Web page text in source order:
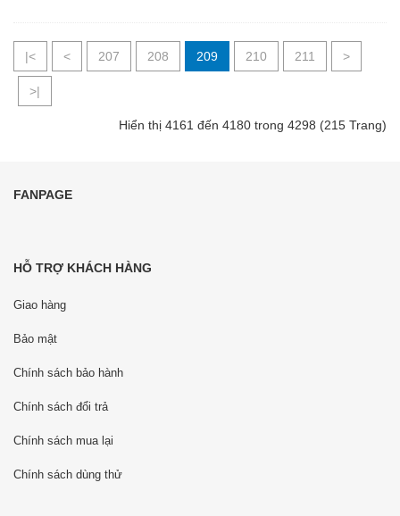
|< < 207 208 209 210 211 >
>|
Hiển thị 4161 đến 4180 trong 4298 (215 Trang)
FANPAGE
HỖ TRỢ KHÁCH HÀNG
Giao hàng
Bảo mật
Chính sách bảo hành
Chính sách đổi trả
Chính sách mua lại
Chính sách dùng thử